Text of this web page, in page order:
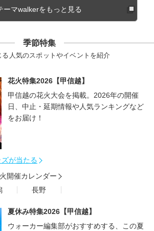
ーマwalkerをもっと見る
季節特集
る人気のスポットやイベントを紹介
花火特集2026【甲信越】
甲信越の花火大会を掲載。2026年の開催
日、中止・延期情報や人気ランキングなど
をお届け！
が当たる
開催カレンダー
長野
夏休み特集2026【甲信越】
ウォーカー編集部がおすすめする、この夏